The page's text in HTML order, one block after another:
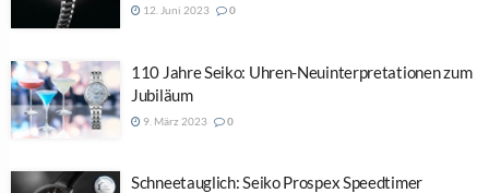
12. Juni 2023 0
110 Jahre Seiko: Uhren-Neuinterpretationen zum
Jubiläum
9. März 2023 0
Schneetauglich: Seiko Prospex Speedtimer